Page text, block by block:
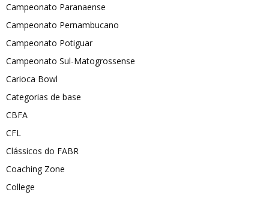
Campeonato Paranaense
Campeonato Pernambucano
Campeonato Potiguar
Campeonato Sul-Matogrossense
Carioca Bowl
Categorias de base
CBFA
CFL
Clássicos do FABR
Coaching Zone
College